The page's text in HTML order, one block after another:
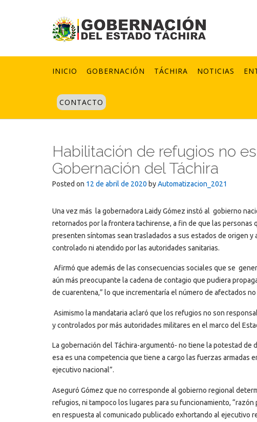
INICIO GOBERNACIÓN TÁCHIRA NOTICIAS
CONTACTO
Habilitación de refugios no
Gobernación del Táchira
Posted on 12 de abril de 2020 byAutomatizacion_2021
Una vez más la gobernadora Laidy Gómez instó al gobierno
retornados por la frontera tachirense, a fin de que las
presenten síntomas sean trasladados a sus estados de origen
controlado ni atendido por las autoridades sanitarias.
Afirmó que además de las consecuencias sociales que se
aún más preocupante la cadena de contagio que pudiera
de cuarentena,” lo que incrementaría el número de afectados
Asimismo la mandataria aclaró que los refugios no son
y controlados por más autoridades militares en el marco del
La gobernación del Táchira-argumentó- no tiene la potestad de
esa es una competencia que tiene a cargo las fuerzas armadas
ejecutivo nacional”.
Aseguró Gómez que no corresponde al gobierno regional
refugios, ni tampoco los lugares para su funcionamiento,
en respuesta al comunicado publicado exhortando al ejecutivo